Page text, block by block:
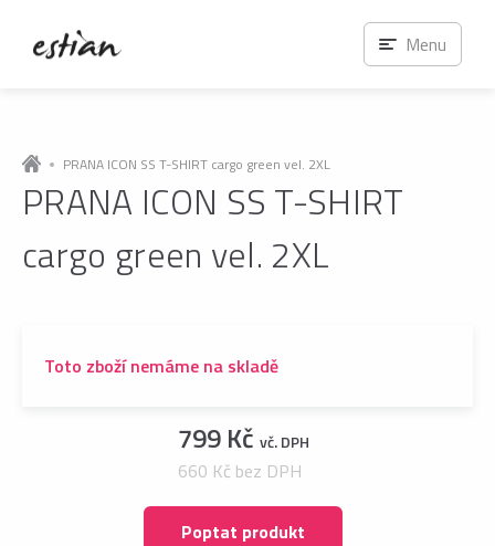
PRANA ICON SS T-SHIRT cargo green vel. 2XL
PRANA ICON SS T-SHIRT
cargo green vel. 2XL
Toto zboží nemáme na skladě
799 Kč vč. DPH
660 Kč bez DPH
Poptat produkt
Menu